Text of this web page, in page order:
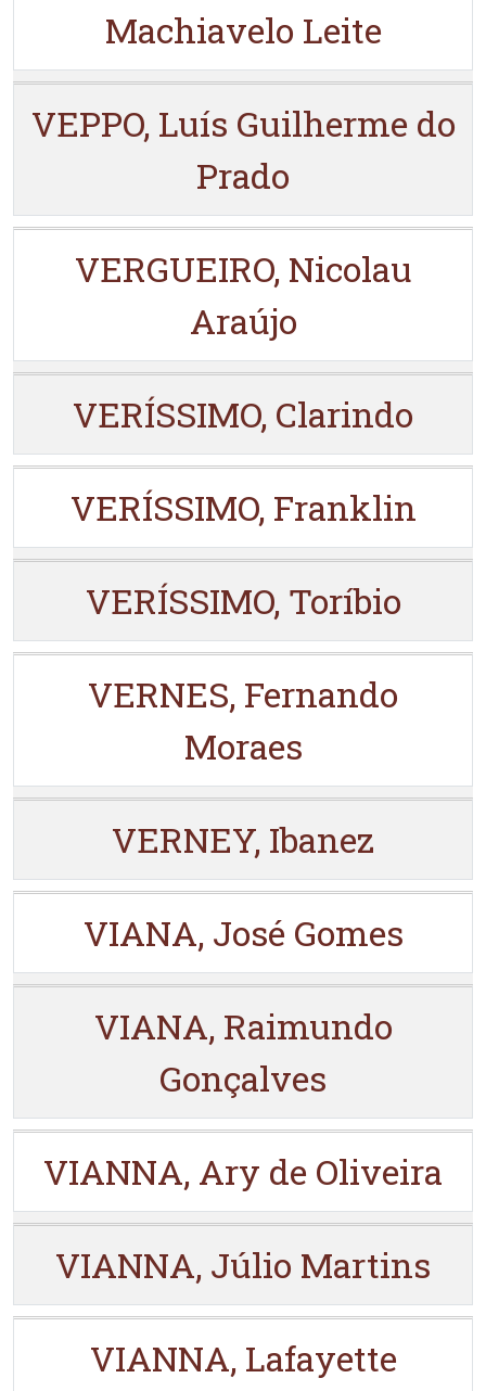
Machiavelo Leite
VEPPO, Luís Guilherme do
Prado
VERGUEIRO, Nicolau
Araújo
VERÍSSIMO, Clarindo
VERÍSSIMO, Franklin
VERÍSSIMO, Toríbio
VERNES, Fernando
Moraes
VERNEY, Ibanez
VIANA, José Gomes
VIANA, Raimundo
Gonçalves
VIANNA, Ary de Oliveira
VIANNA, Júlio Martins
VIANNA, Lafayette